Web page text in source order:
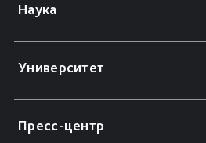
Наука
Университет
Пресс-центр